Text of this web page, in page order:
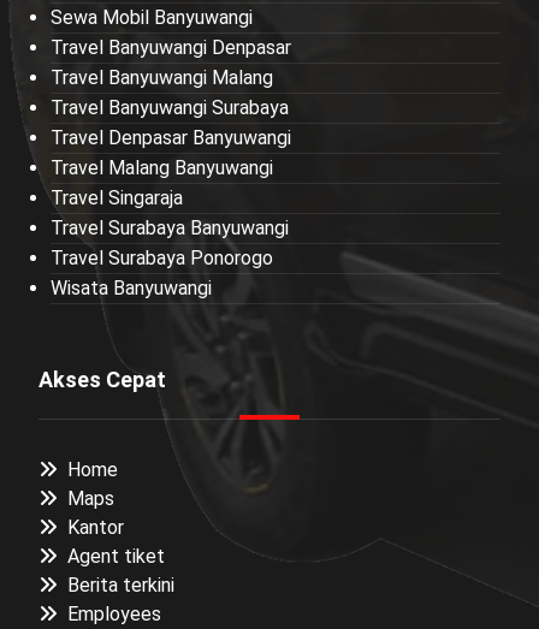
Sewa Mobil Banyuwangi
Travel Banyuwangi Denpasar
Travel Banyuwangi Malang
Travel Banyuwangi Surabaya
Travel Denpasar Banyuwangi
Travel Malang Banyuwangi
Travel Singaraja
Travel Surabaya Banyuwangi
Travel Surabaya Ponorogo
Wisata Banyuwangi
Akses Cepat
Home
Maps
Kantor
Agent tiket
Berita terkini
Employees